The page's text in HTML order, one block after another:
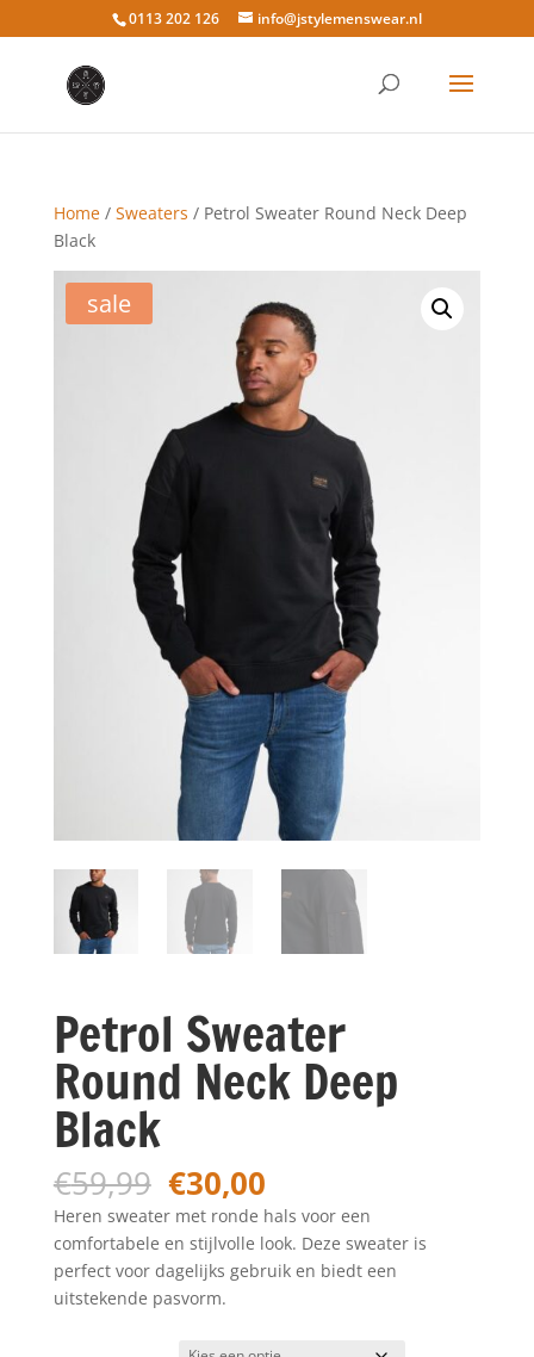
0113 202 126 info@jstylemenswear.nl
Home/ Sweaters / Petrol Sweater Round Neck Deep
Black
sale
Petrol Sweater
Round Neck Deep
Black
€59,99 Oorspronkelijke
prijs
was:
€59,99.
€30,00Huidige
prijs
is:
€30,00.
Heren sweater met ronde hals voor een
comfortabele en stijlvolle look. Deze sweater is
perfect voor dagelijks gebruik en biedt een
uitstekende pasvorm.